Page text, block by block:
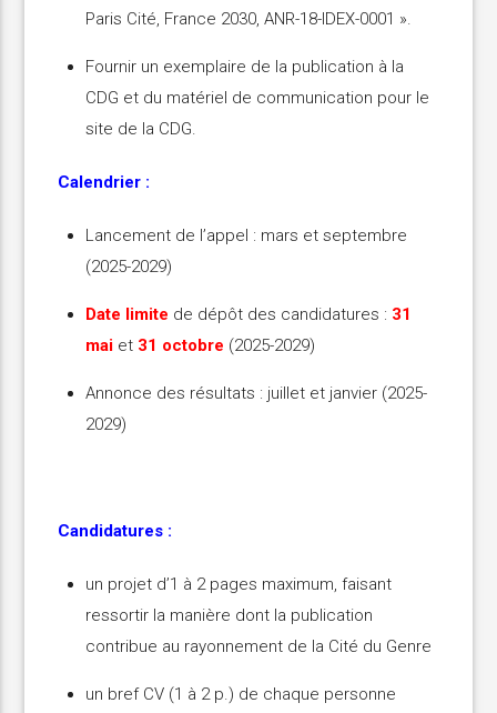
Paris Cité, France 2030, ANR-18-IDEX-0001 ».
Fournir un exemplaire de la publication à la
CDG et du matériel de communication pour le
site de la CDG.
Calendrier :
Lancement de l’appel : mars et septembre
(2025-2029)
Date limite de dépôt des candidatures : 31
mai et 31 octobre (2025-2029)
Annonce des résultats : juillet et janvier (2025-
2029)
Candidatures :
un projet d’1 à 2 pages maximum, faisant
ressortir la manière dont la publication
contribue au rayonnement de la Cité du Genre
un bref CV (1 à 2 p.) de chaque personne